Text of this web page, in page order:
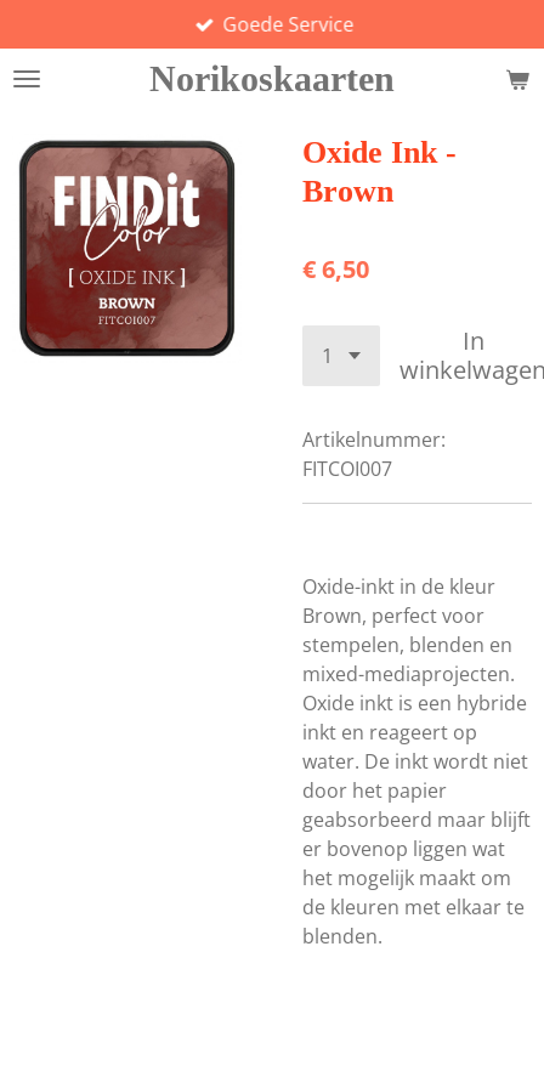
direct
naar
hoofdinhoud
Norikoskaarten
Goede Service
Oxide Ink -
Brown
€ 6,50
In
Artikelnummer:
FITCOI007
Oxide-inkt in de kleur
Brown, perfect voor
stempelen, blenden en
mixed-mediaprojecten.
Oxide inkt is een hybride
inkt en reageert op
water. De inkt wordt niet
door het papier
geabsorbeerd maar blijft
er bovenop liggen wat
het mogelijk maakt om
de kleuren met elkaar te
blenden.